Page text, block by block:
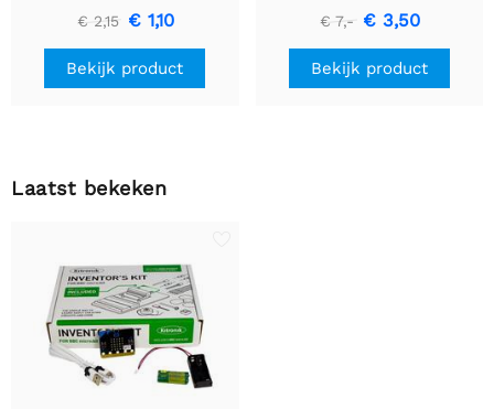
5.5V - 1 stuk
€ 2,15 € 1,10
Bekijk product
€ 7,- € 3,50
Bekijk product
Laatst bekeken